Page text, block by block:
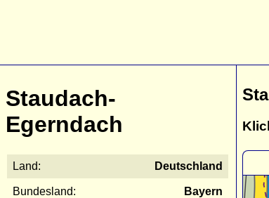
Staudach-
Egerndach
Land: Deutschland
Bundesland: Bayern